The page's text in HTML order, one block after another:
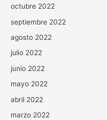
octubre 2022
septiembre 2022
agosto 2022
julio 2022
junio 2022
mayo 2022
abril 2022
marzo 2022